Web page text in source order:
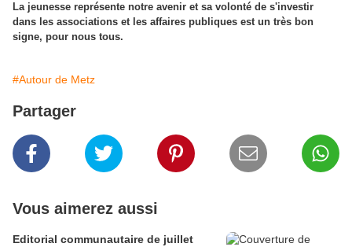
La jeunesse représente notre avenir et sa volonté de s'investir
dans les associations et les affaires publiques est un très bon
signe, pour nous tous.
#Autour de Metz
Partager
Vous aimerez aussi
Editorial communautaire de juillet